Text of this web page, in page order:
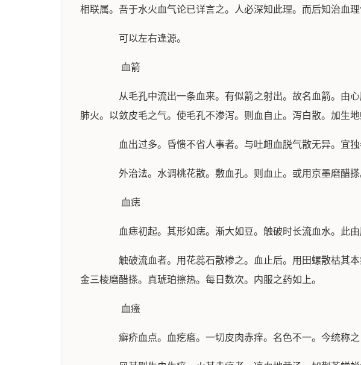
相联属。吾于水火血气论已详言之。人必深知此理。而后知治血理
可以左右逢源。
血箭
从毛孔中流出一条血来。有似箭之射出。故名血箭。由心
肺火。以敛皮毛之气。使毛孔不渗泻。则血自止。泻白散。加生
血出过多。昏愦不省人事者。与吐衄血脱气散无异。宜独
外治法。水调桃花散。敷血孔。则血止。或用京墨磨醋搽
血痣
血痣初起。其形如痣。渐大如豆。触破时长流血水。此由
触破流血者。用花蕊石散糁之。血止后。用田螺散枯其本
金三棱磨醋搽。真琥珀擦热。每日数次。内服之药如上。
血瘙
癣疥血点。血疙瘩。一切皮肉赤痒。名色不一。今统称之